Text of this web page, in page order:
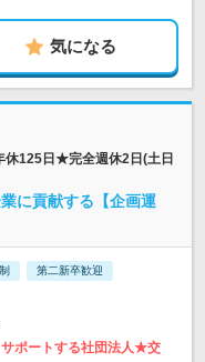
気になる
125日★完全週休2日(土日
に貢献する【企画運
第二新卒歓迎
ポートする社団法人★交